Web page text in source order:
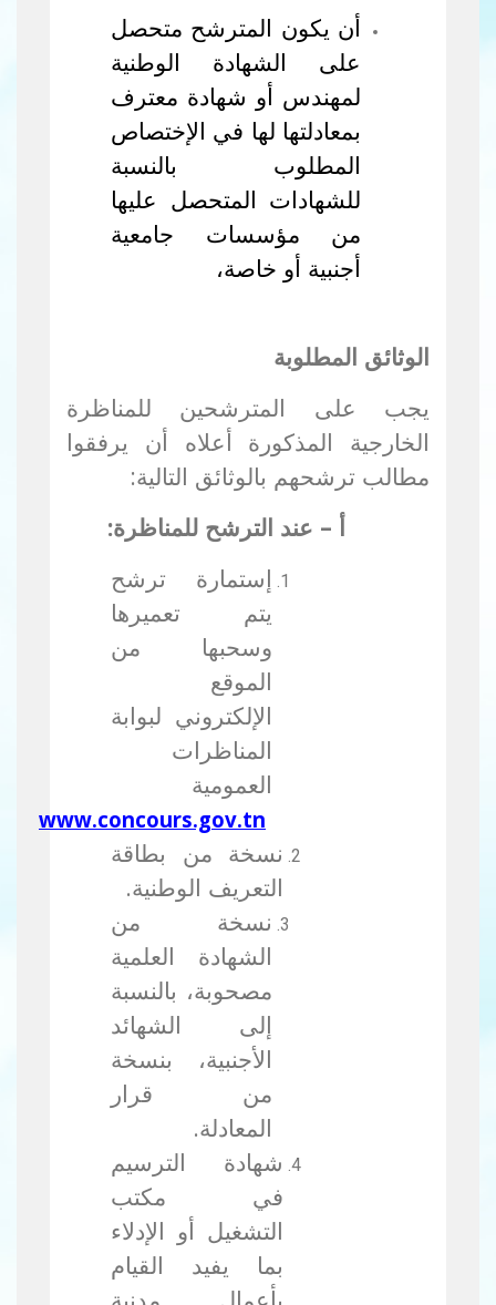
أن يكون المترشح متحصل
على
الشهادة الوطنية
لمهندس أو شهادة معترف
بمعادلتها لها في الإختصاص
المطلوب بالنسبة
للشهادات المتحصل عليها
من مؤسسات جامعية
أجنبية أو خاصة،
الوثائق المطلوبة
يجب على المترشحين للمناظرة
الخارجية المذكورة أعلاه أن يرفقوا
مطالب ترشحهم بالوثائق التالية:
أ – عند الترشح للمناظرة:
إستمارة ترشح
يتم تعميرها
وسحبها من
الموقع
الإلكتروني لبوابة
المناظرات
العمومية
www.concours.gov.tn
نسخة من بطاقة
التعريف الوطنية.
نسخة من
الشهادة العلمية
مصحوبة، بالنسبة
إلى الشهائد
الأجنبية، بنسخة
من قرار
المعادلة.
شهادة الترسيم
في مكتب
التشغيل أو الإدلاء
بما يفيد القيام